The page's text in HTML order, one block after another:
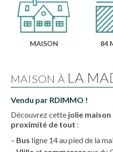
MAISON 84
MAISON À LA
Vendu par RDIMMO !
Découvrez cette jolie maison
proximité de tout :
– Bus ligne 14 au pied de la